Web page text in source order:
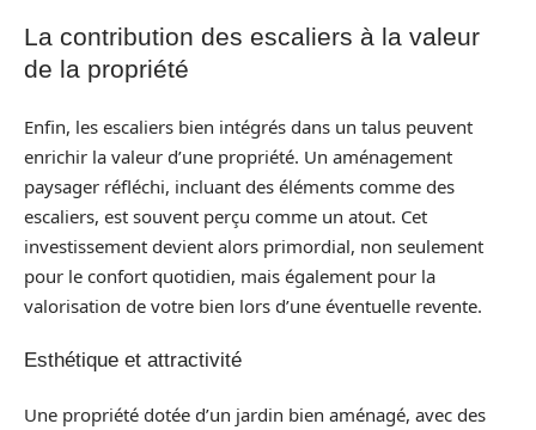
La contribution des escaliers à la valeur
de la propriété
Enfin, les escaliers bien intégrés dans un talus peuvent
enrichir la valeur d’une propriété. Un aménagement
paysager réfléchi, incluant des éléments comme des
escaliers, est souvent perçu comme un atout. Cet
investissement devient alors primordial, non seulement
pour le confort quotidien, mais également pour la
valorisation de votre bien lors d’une éventuelle revente.
Esthétique et attractivité
Une propriété dotée d’un jardin bien aménagé, avec des